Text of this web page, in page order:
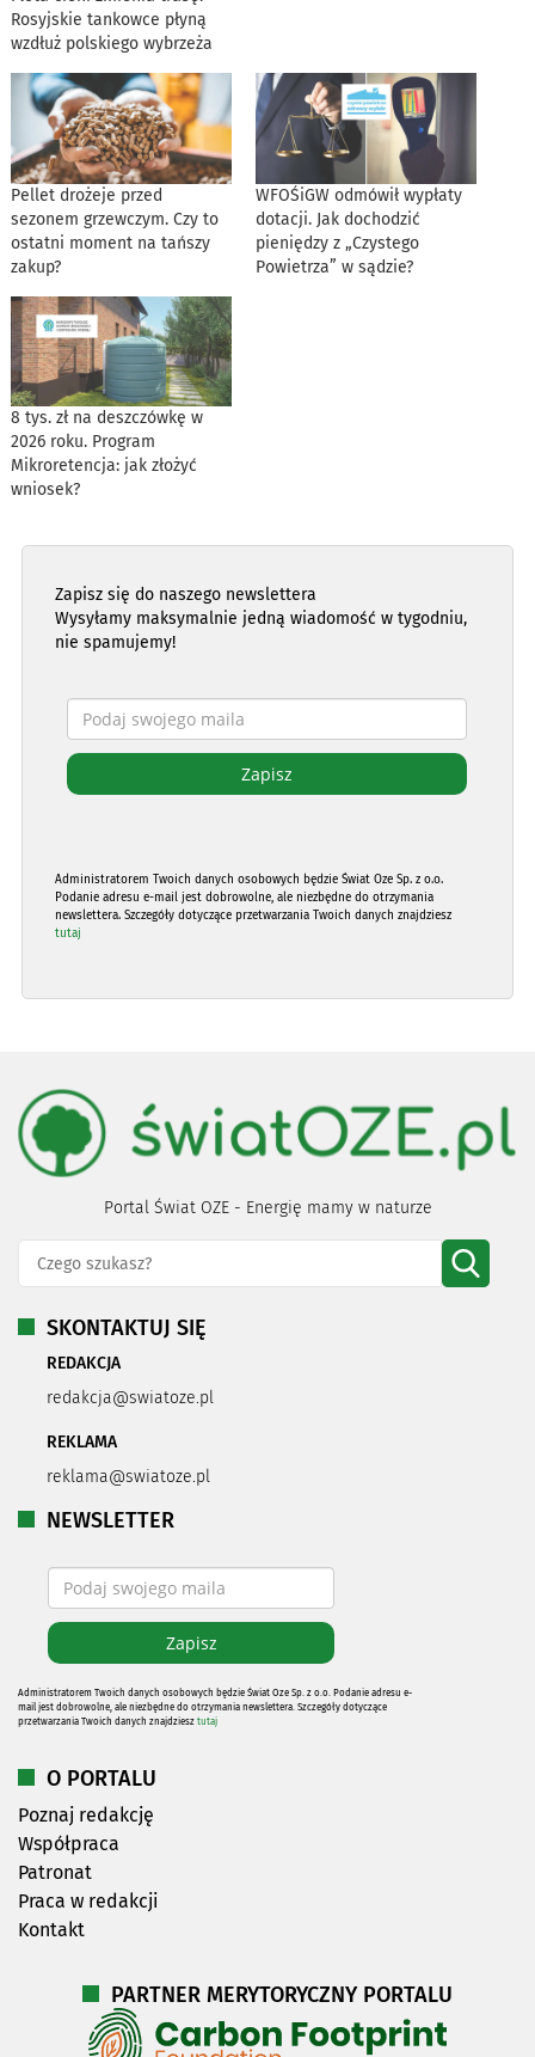
Rosyjskie tankowce płyną
wzdłuż polskiego wybrzeża
Pellet drożeje przed
sezonem grzewczym. Czy to
ostatni moment na tańszy
zakup?
WFOŚiGW odmówił wypłaty
dotacji. Jak dochodzić
pieniędzy z „Czystego
Powietrza” w sądzie?
8 tys. zł na deszczówkę w
2026 roku. Program
Mikroretencja: jak złożyć
wniosek?
Zapisz się do naszego newslettera
Wysyłamy maksymalnie jedną wiadomość w tygodniu,
nie spamujemy!
Administratorem Twoich danych osobowych będzie Świat Oze Sp. z o.o.
Podanie adresu e-mail jest dobrowolne, ale niezbędne do otrzymania
newslettera. Szczegóły dotyczące przetwarzania Twoich danych znajdziesz
tutaj
Portal Świat OZE - Energię mamy w naturze
SKONTAKTUJ SIĘ
REDAKCJA
redakcja@swiatoze.pl
REKLAMA
reklama@swiatoze.pl
NEWSLETTER
Administratorem Twoich danych osobowych będzie Świat Oze Sp. z o.o. Podanie adresu e-
mail jest dobrowolne, ale niezbędne do otrzymania newslettera. Szczegóły dotyczące
przetwarzania Twoich danych znajdziesz tutaj
O PORTALU
Poznaj redakcję
Współpraca
Patronat
Praca w redakcji
Kontakt
PARTNER MERYTORYCZNY PORTALU